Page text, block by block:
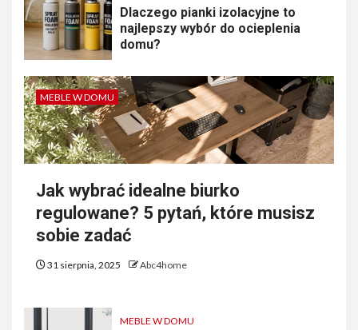
Dlaczego pianki izolacyjne to
najlepszy wybór do ocieplenia
domu?
MEBLE W DOMU
Jak wybrać idealne biurko
regulowane? 5 pytań, które musisz
sobie zadać
31 sierpnia, 2025 Abc4home
MEBLE W DOMU